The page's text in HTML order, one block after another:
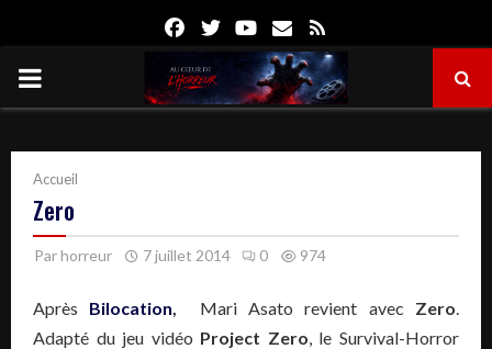
FacebookTwitterYoutube
Email
PRIMARY
Accueil
Zero
Parhorreur 7 juillet 2014 0 974
Après Bilocation, Mari Asato revient avec Zero.
Adapté du jeu vidéo Project Zero, le Survival-Horror